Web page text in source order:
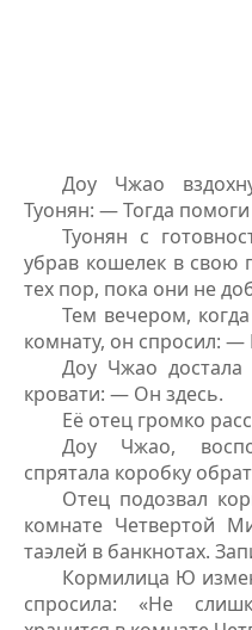
Доу Чжао
Туонян: — Тогда
Туонян с
убрав кошелек в свою
тех пор, пока они не
Тем вечером,
комнату, он спросил: —
Доу Чжао достала
кровати: — Он здесь.
Её отец громко
Доу Чжао,
спрятала коробку
Отец подозвал
комнате Четвертой
таэлей в банкнотах.
Кормилица Ю
спросила: «Не